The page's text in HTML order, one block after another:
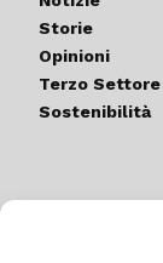
Storie
Opinioni
Terzo Settore
Sostenibilità